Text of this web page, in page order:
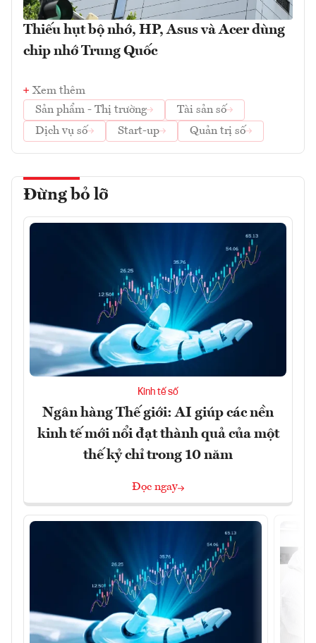
Thiếu hụt bộ nhớ, HP, Asus và Acer dùng
chip nhớ Trung Quốc
Xem thêm
Sản phẩm - Thị trường
Tài sản số
Dịch vụ số
Start-up Quản trị số
Đừng bỏ lỡ
Kinh tế số
Ngân hàng Thế giới: AI giúp các nền
kinh tế mới nổi đạt thành quả của một
thế kỷ chỉ trong 10 năm
Đọc ngay